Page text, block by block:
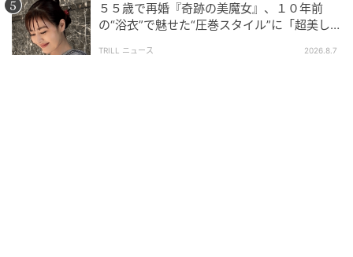
５５歳で再婚『奇跡の美魔女』、１０年前
の“浴衣”で魅せた“圧巻スタイル”に「超美し
TRILL ニュース 2026.8.7